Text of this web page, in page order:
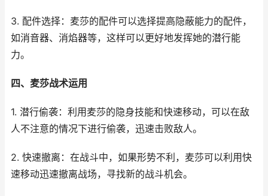
3. 配件选择：麦莎的配件可以选择提高隐蔽能力的配件，
如消音器、消焰器等，这样可以更好地发挥她的潜行能
力。
四、麦莎战术运用
1. 潜行偷袭：利用麦莎的隐身技能和快速移动，可以在敌
人不注意的情况下进行偷袭，迅速击败敌人。
2. 快速撤离：在战斗中，如果形势不利，麦莎可以利用快
速移动迅速撤离战场，寻找新的战斗机会。